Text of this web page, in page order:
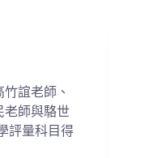
誼老師、
老師與駱世
評量科目得